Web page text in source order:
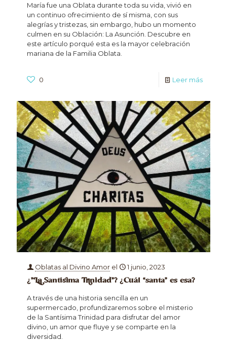
María fue una Oblata durante toda su vida, vivió en
un continuo ofrecimiento de sí misma, con sus
alegrías y tristezas, sin embargo, hubo un momento
culmen en su Oblación: La Asunción. Descubre en
este artículo porqué esta es la mayor celebración
mariana de la Familia Oblata.
0 Leer más
Oblatas al Divino Amor el 1 junio, 2023
¿”La Santísima Trinidad”? ¿Cuál “santa” es esa?
A través de una historia sencilla en un
supermercado, profundizaremos sobre el misterio
de la Santísima Trinidad para disfrutar del amor
divino, un amor que fluye y se comparte en la
diversidad.